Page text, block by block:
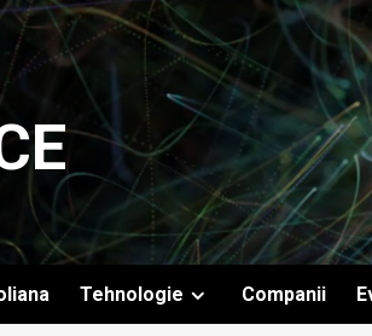
Tehnologie Companii